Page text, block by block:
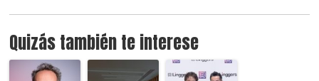
Quizás también te interese